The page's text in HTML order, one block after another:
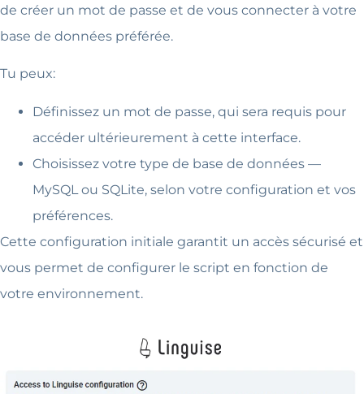
de créer un mot de passe et de vous connecter à votre
base de données préférée.
Tu peux:
Définissez un mot de passe, qui sera requis pour
accéder ultérieurement à cette interface.
Choisissez votre type de base de données —
MySQL ou SQLite, selon votre configuration et vos
préférences.
Cette configuration initiale garantit un accès sécurisé et
vous permet de configurer le script en fonction de
votre environnement.